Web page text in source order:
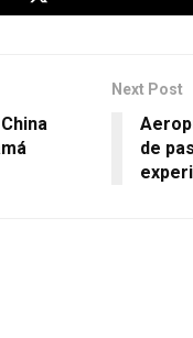
Next Post
de